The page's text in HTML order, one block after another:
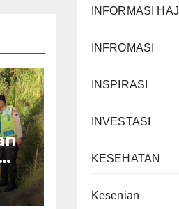
INFORMASI HAJI
INFROMASI
INSPIRASI
INVESTASI
KESEHATAN
Kesenian